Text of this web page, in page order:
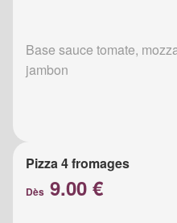
Base sauce tomate,
jambon
Pizza 4 fromages
Dès 9.00 €